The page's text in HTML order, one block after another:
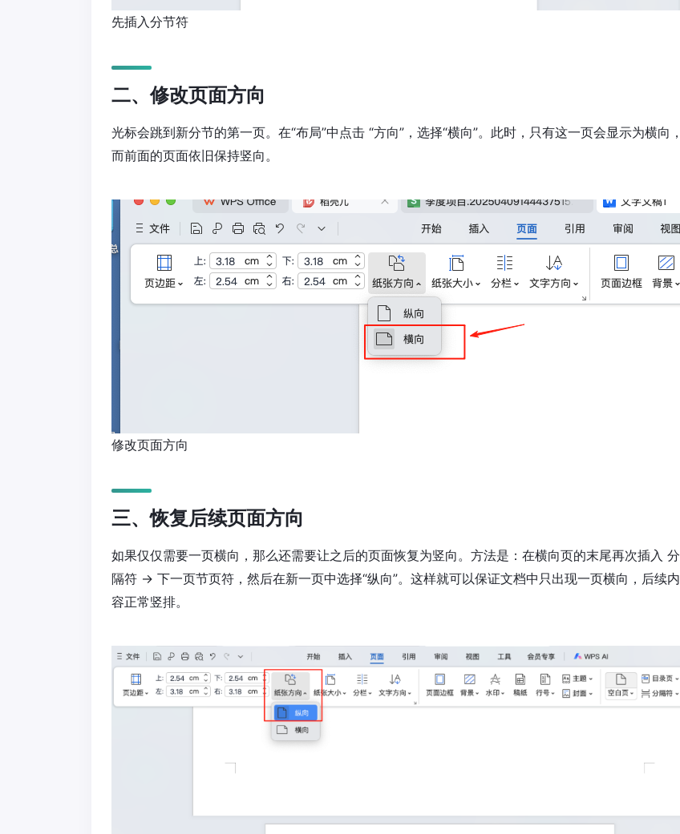
先插入分节符
二、修改页面方向
光标会跳到新分节的第一页。在“布局”中点击 “方向”，选择“横向”。此时，只有这一页会显示为横向，
而前面的页面依旧保持竖向。
修改页面方向
三、恢复后续页面方向
如果仅仅需要一页横向，那么还需要让之后的页面恢复为竖向。方法是：在横向页的末尾再次插入 分
隔符 → 下一页节页符，然后在新一页中选择“纵向”。这样就可以保证文档中只出现一页横向，后续内
容正常竖排。